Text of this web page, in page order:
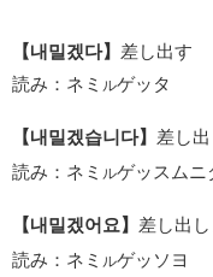
【내밀겠다】 差し出す
読み：ネミ ルゲッタ
【내밀겠습니다】 差し
読み：ネミ ルゲッスムニ
【내밀겠어요】 差し出
読み：ネミ ルゲッソヨ